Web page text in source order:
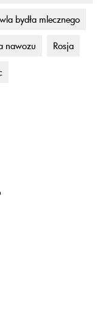
bydła mlecznego
nawozu Rosja